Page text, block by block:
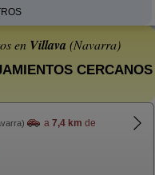
en Villava (Navarra)
CERCANOS
a 7,4 km de